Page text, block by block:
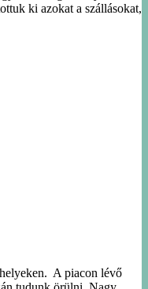
ki azokat a szállásokat,
A piacon lévő